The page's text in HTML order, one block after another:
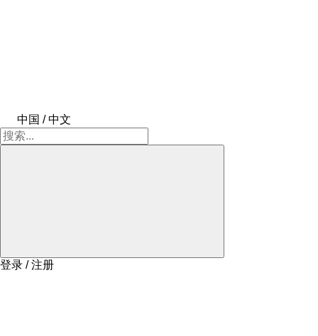
中国 / 中文
登录 / 注册